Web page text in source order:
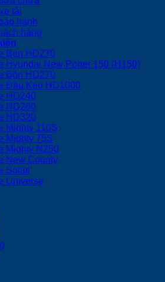
tải
hành
hàng
Ben HD270
Hyundai New Porter 150 (H150)
Bồn HD270
Đầu Kéo HD1000
HD240
HD260
HD320
Mighty 110S
Mighty 75S
Mighty N250
New County
Solati
Universe